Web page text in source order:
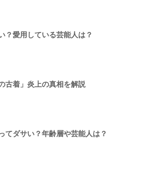
？愛用している芸能人は？
古着」炎上の真相を解説
てダサい？年齢層や芸能人は？